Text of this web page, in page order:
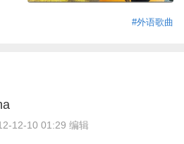
#外语歌曲
12-10 01:29 编辑